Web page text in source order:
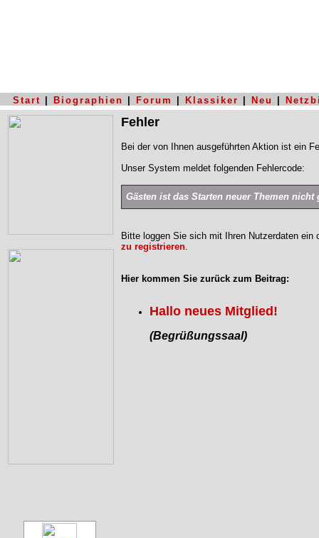
Start Biographien Forum Klassiker Neu
Fehler
Bei der von Ihnen ausgeführten Aktion ist ein
Unser System meldet folgenden Fehlercode:
Gästen ist das Starten neuer Themen nicht
Bitte loggen Sie sich mit Ihren Nutzerdaten
zu registrieren.
Hier kommen Sie zurück zum Beitrag:
Hallo neues Mitglied!
(Begrüßungssaal)